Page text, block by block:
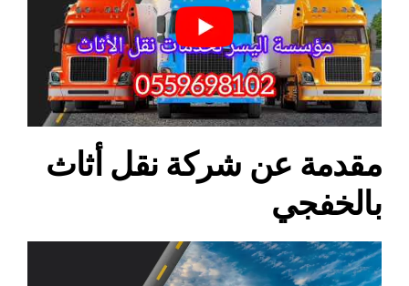
مقدمة عن شركة نقل أثاث
بالخفجي